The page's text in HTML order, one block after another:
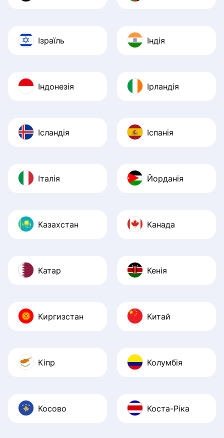
Ізраїль Індія
Індонезія Ірландія
Ісландія Іспанія
Італія Йорданія
Казахстан Канада
Катар Кенія
Киргизстан Китай
Кіпр Колумбія
Косово Коста-Ріка